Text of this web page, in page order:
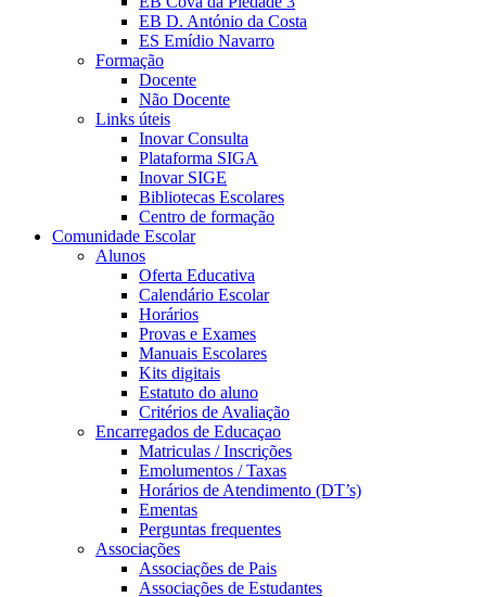
EB D. António da Costa
ES Emídio Navarro
Formação
Docente
Não Docente
Links úteis
Inovar Consulta
Plataforma SIGA
Inovar SIGE
Bibliotecas Escolares
Centro de formação
Comunidade Escolar
Alunos
Oferta Educativa
Calendário Escolar
Horários
Provas e Exames
Manuais Escolares
Kits digitais
Estatuto do aluno
Critérios de Avaliação
Encarregados de Educaçao
Matriculas / Inscrições
Emolumentos / Taxas
Horários de Atendimento (DT’s)
Ementas
Perguntas frequentes
Associações
Associações de Pais
Associações de Estudantes